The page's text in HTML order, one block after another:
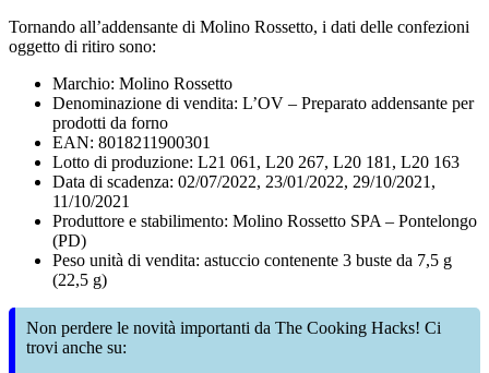
Tornando all’addensante di Molino Rossetto, i dati delle confezioni
oggetto di ritiro sono:
Marchio: Molino Rossetto
Denominazione di vendita: L’OV – Preparato addensante per
prodotti da forno
EAN: 8018211900301
Lotto di produzione: L21 061, L20 267, L20 181, L20 163
Data di scadenza: 02/07/2022, 23/01/2022, 29/10/2021,
11/10/2021
Produttore e stabilimento: Molino Rossetto SPA – Pontelongo
(PD)
Peso unità di vendita: astuccio contenente 3 buste da 7,5 g
(22,5 g)
Non perdere le novità importanti da The Cooking Hacks! Ci
trovi anche su: